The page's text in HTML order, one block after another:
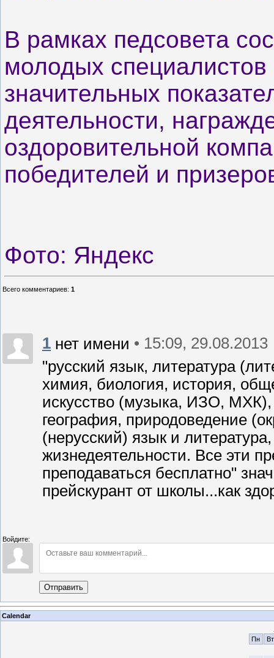
В рамках педсовета
молодых специалистов
значительных
деятельности,
оздоровительной
победителей и
Фото: Яндекс
Всего комментариев: 1
1 нет имени • 15:09, 29.08.2013
"русский язык, литература
химия, биология, история,
искусство (музыка, ИЗО, МХК),
география, природоведение
(нерусский) язык и
жизнедеятельности. Все эти
преподаваться бесплатно"
прейскурант от школы...как
Войдите:
Отправить
Calendar
Пн
Вт